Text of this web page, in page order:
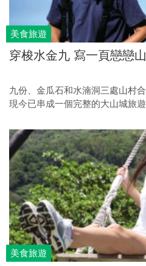
美食旅遊
穿梭水金九 寫一頁戀戀
九份、金瓜石和水湳洞三處山村
現今已串成一個完整的大山城旅
感動，一日水金九，一整年的幸
美食旅遊